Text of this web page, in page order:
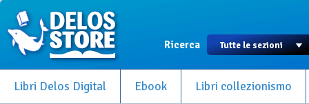
Ricerca
Libri Delos Digital Ebook Libri collezionismo